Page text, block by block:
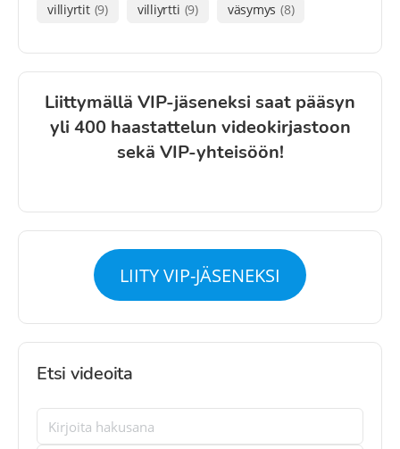
villiyrtit (9) villiyrtti (9) väsymys (8)
Liittymällä VIP-jäseneksi saat pääsyn
yli 400 haastattelun videokirjastoon
sekä VIP-yhteisöön!
LIITY VIP-JÄSENEKSI
Etsi videoita